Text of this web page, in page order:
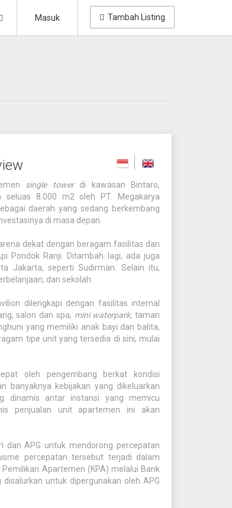
Masuk Tambah Listing
single tower di kawasan Bintaro,
8.000 m2 oleh PT. Megakarya
daerah yang sedang berkembang
di masa depan.
dekat dengan beragam fasilitas dan
Pondok Ranji. Ditambah lagi, ada juga
Jakarta, seperti Sudirman. Selain itu,
dan sekolah.
dilengkapi dengan fasilitas internal
salon dan spa, mini waterpark,taman
yang memiliki anak bayi dan balita,
tipe unit yang tersedia di sini, mulai
oleh pengembang berkat kondisi
banyaknya kebijakan yang dikeluarkan
dinamis antar instansi yang memicu
penjualan unit apartemen ini akan
dan APG untuk mendorong percepatan
percepatan tersebut terjadi dalam
Apartemen (KPA) melalui Bank
untuk dipergunakan oleh APG